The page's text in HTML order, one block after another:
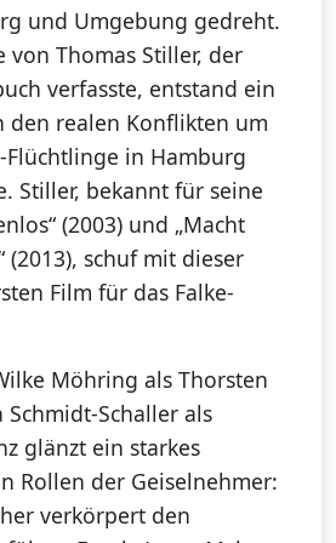
und Umgebung gedreht.
von Thomas Stiller, der
verfasste, entstand ein
den realen Konflikten um
Flüchtlinge in Hamburg
Stiller, bekannt für seine
(2003) und „Macht
(2013), schuf mit dieser
Film für das Falke-
Möhring als Thorsten
Schmidt-Schaller als
glänzt ein starkes
Rollen der Geiselnehmer:
verkörpert den